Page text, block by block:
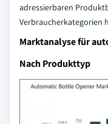
adressierbaren
Verbraucherkategorien
Marktanalyse für
Nach Produkttyp